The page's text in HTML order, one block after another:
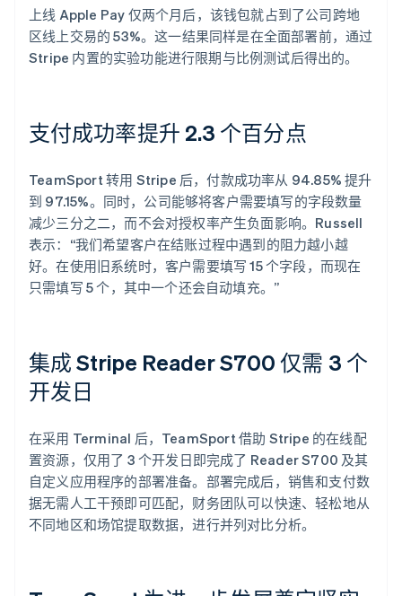
上线 Apple Pay 仅两个月后，该钱包就占到了公司跨地
区线上交易的 53%。这一结果同样是在全面部署前，通过
Stripe 内置的实验功能进行限期与比例测试后得出的。
支付成功率提升 2.3 个百分点
TeamSport 转用 Stripe 后，付款成功率从 94.85% 提升
到 97.15%。同时，公司能够将客户需要填写的字段数量
减少三分之二，而不会对授权率产生负面影响。Russell
表示：“我们希望客户在结账过程中遇到的阻力越小越
好。在使用旧系统时，客户需要填写 15 个字段，而现在
只需填写 5 个，其中一个还会自动填充。”
集成 Stripe Reader S700 仅需 3 个
开发日
在采用 Terminal 后，TeamSport 借助 Stripe 的在线配
置资源，仅用了 3 个开发日即完成了 Reader S700 及其
自定义应用程序的部署准备。部署完成后，销售和支付数
据无需人工干预即可匹配，财务团队可以快速、轻松地从
不同地区和场馆提取数据，进行并列对比分析。